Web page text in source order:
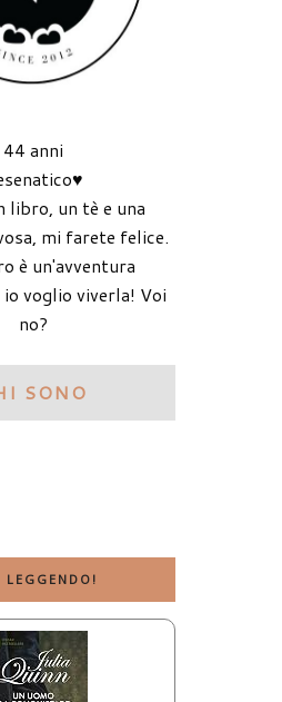
44 anni
libro, un tè e una
mi farete felice.
è un'avventura
voglio viverla! Voi
no?
SONO
LEGGENDO!